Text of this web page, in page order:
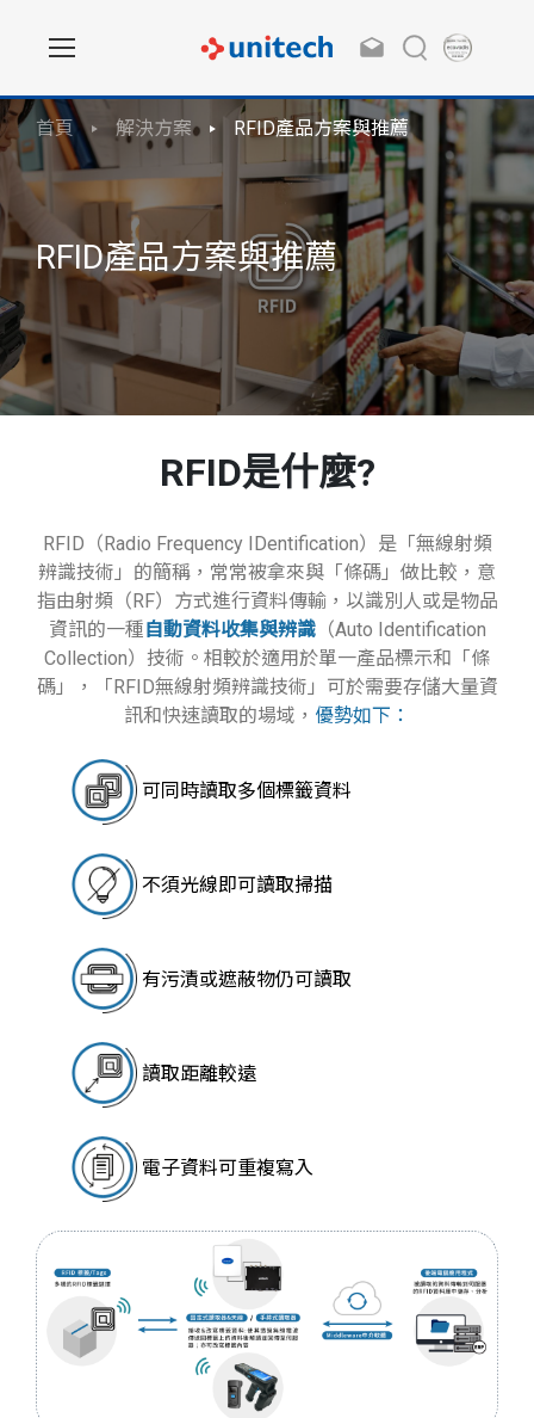
首頁 解決方案 RFID產品方案與推薦
RFID產品方案與推薦
RFID是什麼?
RFID（Radio Frequency IDentification）是「無線射頻
辨識技術」的簡稱，常常被拿來與「條碼」做比較，意
指由射頻（RF）方式進行資料傳輸，以識別人或是物品
資訊的一種自動資料收集與辨識（Auto Identification
Collection）技術。相較於適用於單一產品標示和「條
碼」，「RFID無線射頻辨識技術」可於需要存儲大量資
訊和快速讀取的場域， 優勢如下：
可同時讀取多個標籤資料
不須光線即可讀取掃描
有污漬或遮蔽物仍可讀取
讀取距離較遠
電子資料可重複寫入